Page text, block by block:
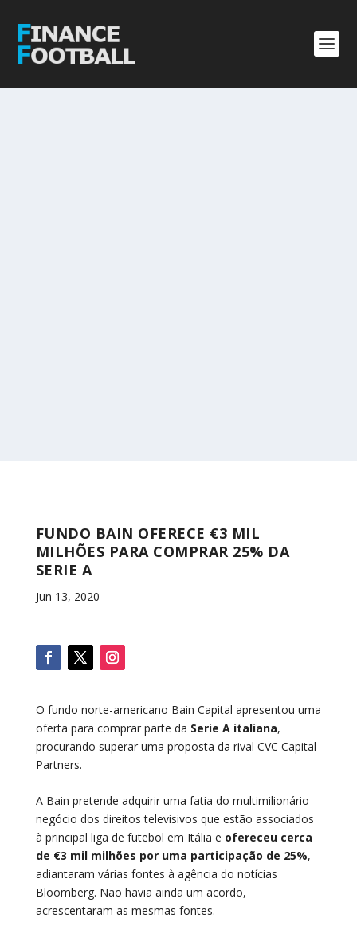
FUNDO BAIN OFERECE €3 MIL
MILHÕES PARA COMPRAR 25% DA
SERIE A
Jun 13, 2020
O fundo norte-americano Bain Capital apresentou uma
oferta para comprar parte da Serie A italiana,
procurando superar uma proposta da rival CVC Capital
Partners.
A Bain pretende adquirir uma fatia do multimilionário
negócio dos direitos televisivos que estão associados
à principal liga de futebol em Itália e ofereceu cerca
de €3 mil milhões por uma participação de 25%,
adiantaram várias fontes à agência do notícias
Bloomberg. Não havia ainda um acordo,
acrescentaram as mesmas fontes.